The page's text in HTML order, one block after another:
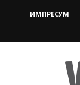
ИМПРЕСУМ